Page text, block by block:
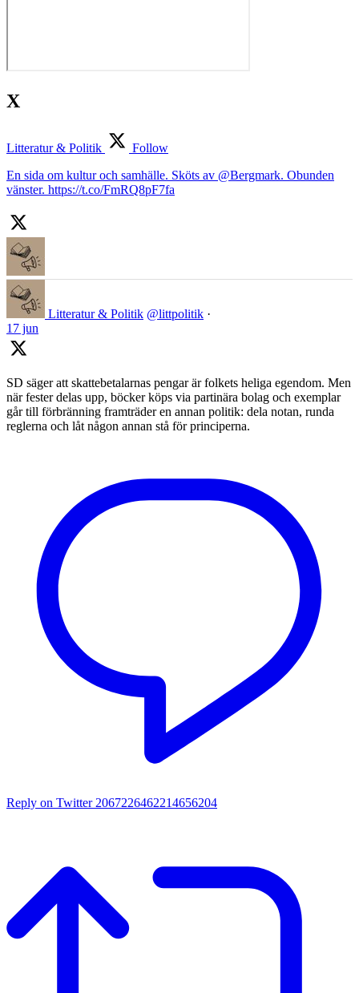
X
Litteratur & Politik
Follow
En sida om kultur och samhälle. Sköts av @Bergmark. Obunden
vänster. https://t.co/FmRQ8pF7fa
Litteratur & Politik @littpolitik ·
17 jun
SD säger att skattebetalarnas pengar är folkets heliga egendom. Men
när fester delas upp, böcker köps via partinära bolag och exemplar
går till förbränning framträder en annan politik: dela notan, runda
reglerna och låt någon annan stå för principerna.
Reply on Twitter 2067226462214656204